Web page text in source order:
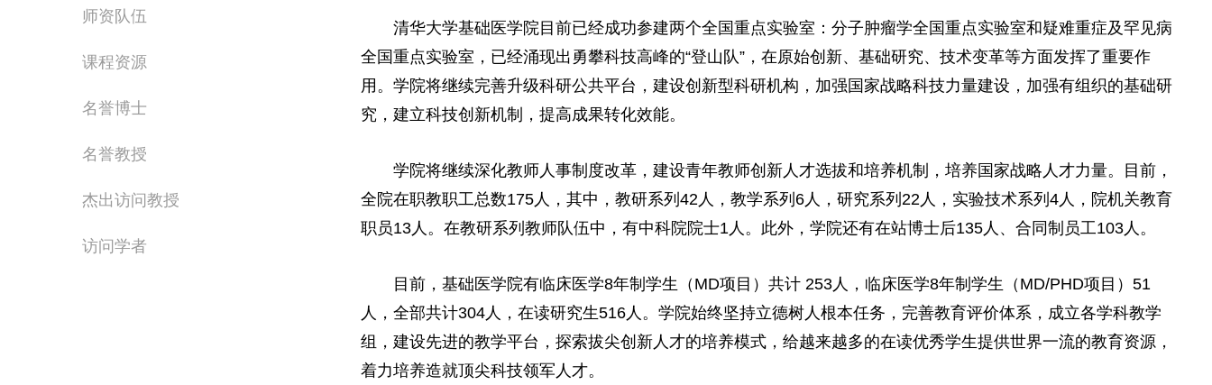
师资队伍
课程资源
名誉博士
名誉教授
杰出访问教授
访问学者
清华大学基础医学院目前已经成功参建两个全国重点实验室：分子肿瘤学全国重点实验室和疑难重症及罕见病
全国重点实验室，已经涌现出勇攀科技高峰的“登山队”，在原始创新、基础研究、技术变革等方面发挥了重要作
用。学院将继续完善升级科研公共平台，建设创新型科研机构，加强国家战略科技力量建设，加强有组织的基础研
究，建立科技创新机制，提高成果转化效能。
学院将继续深化教师人事制度改革，建设青年教师创新人才选拔和培养机制，培养国家战略人才力量。目前，
全院在职教职工总数175人，其中，教研系列42人，教学系列6人，研究系列22人，实验技术系列4人，院机关教育
职员13人。在教研系列教师队伍中，有中科院院士1人。此外，学院还有在站博士后135人、合同制员工103人。
目前，基础医学院有临床医学8年制学生（MD项目）共计 253人，临床医学8年制学生（MD/PHD项目）51
人，全部共计304人，在读研究生516人。学院始终坚持立德树人根本任务，完善教育评价体系，成立各学科教学
组，建设先进的教学平台，探索拔尖创新人才的培养模式，给越来越多的在读优秀学生提供世界一流的教育资源，
着力培养造就顶尖科技领军人才。